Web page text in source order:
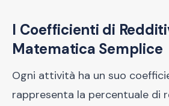
I Coefficienti di
Matematica Semplice
Ogni attività ha un suo
rappresenta la percentuale di